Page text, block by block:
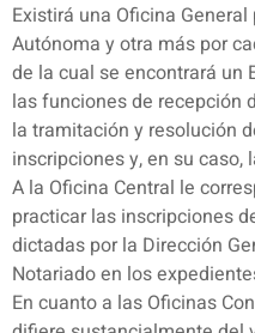
Existirá una Oficina
Autónoma y otra más por
de la cual se encontrará un
las funciones de recepción
la tramitación y resolución
inscripciones y, en su
A la Oficina Central le
practicar las inscripciones
dictadas por la Dirección
Notariado en los
En cuanto a las Oficinas